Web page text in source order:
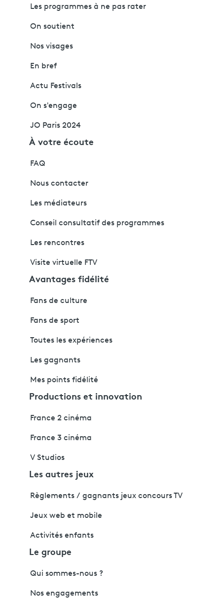
Les programmes à ne pas rater
On soutient
Nos visages
En bref
Actu Festivals
On s'engage
JO Paris 2024
À votre écoute
FAQ
Nous contacter
Les médiateurs
Conseil consultatif des programmes
Les rencontres
Visite virtuelle FTV
Avantages fidélité
Fans de culture
Fans de sport
Toutes les expériences
Les gagnants
Mes points fidélité
Productions et innovation
France 2 cinéma
France 3 cinéma
V Studios
Les autres jeux
Règlements / gagnants jeux concours TV
Jeux web et mobile
Activités enfants
Le groupe
Qui sommes-nous ?
Nos engagements